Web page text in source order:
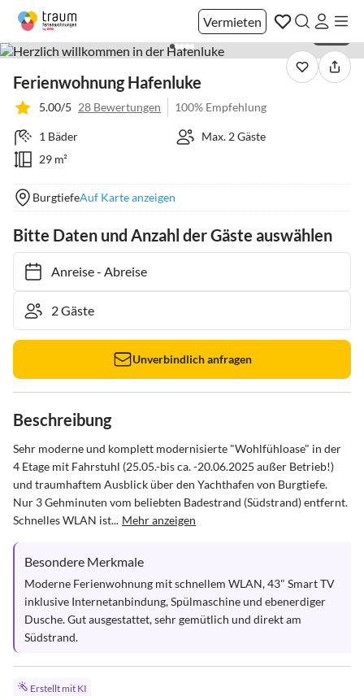
Vermieten
Ferienwohnung Hafenluke
5.00/5 28 Bewertungen 100% Empfehlung
1 Bäder
Max. 2 Gäste
29 m²
BurgtiefeAuf Karte anzeigen
Bitte Daten und Anzahl der Gäste auswählen
Anreise- Abreise
Unverbindlich anfragen
Beschreibung
Sehr moderne und komplett modernisierte "Wohlfühloase" in der
4 Etage mit Fahrstuhl (25.05.-bis ca. -20.06.2025 außer Betrieb!)
und traumhaftem Ausblick über den Yachthafen von Burgtiefe.
Nur 3 Gehminuten vom beliebten Badestrand (Südstrand) entfernt.
Schnelles WLAN ist... Mehr anzeigen
Besondere Merkmale
Moderne Ferienwohnung mit schnellem WLAN, 43" Smart TV
inklusive Internetanbindung, Spülmaschine und ebenerdiger
Dusche. Gut ausgestattet, sehr gemütlich und direkt am
Südstrand.
Erstellt mit KI